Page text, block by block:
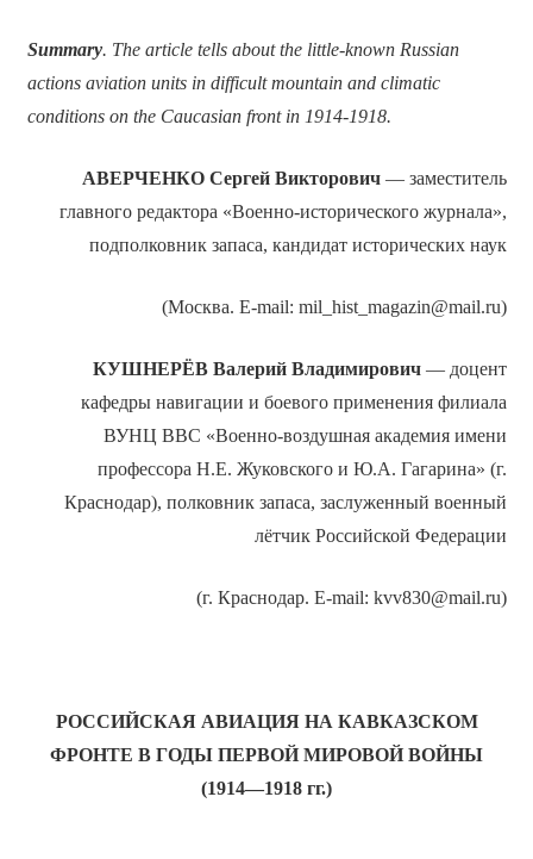
Summary. The article tells about the little-known Russian
actions aviation units in difficult mountain and climatic
conditions on the Caucasian front in 1914-1918.
АВЕРЧЕНКО Сергей Викторович— заместитель
главного редактора «Военно-исторического журнала»,
подполковник запаса, кандидат исторических наук
(Москва. E-mail: mil_hist_magazin@mail.ru)
КУШНЕРЁВ Валерий Владимирович— доцент
кафедры навигации и боевого применения филиала
ВУНЦ ВВС «Военно-воздушная академия имени
профессора Н.Е. Жуковского и Ю.А. Гагарина» (г.
Краснодар), полковник запаса, заслуженный военный
лётчик Российской Федерации
(г. Краснодар. E-mail: kvv830@mail.ru)
РОССИЙСКАЯ АВИАЦИЯ НА КАВКАЗСКОМ
ФРОНТЕ В ГОДЫ ПЕРВОЙ МИРОВОЙ ВОЙНЫ
(1914—1918 гг.)